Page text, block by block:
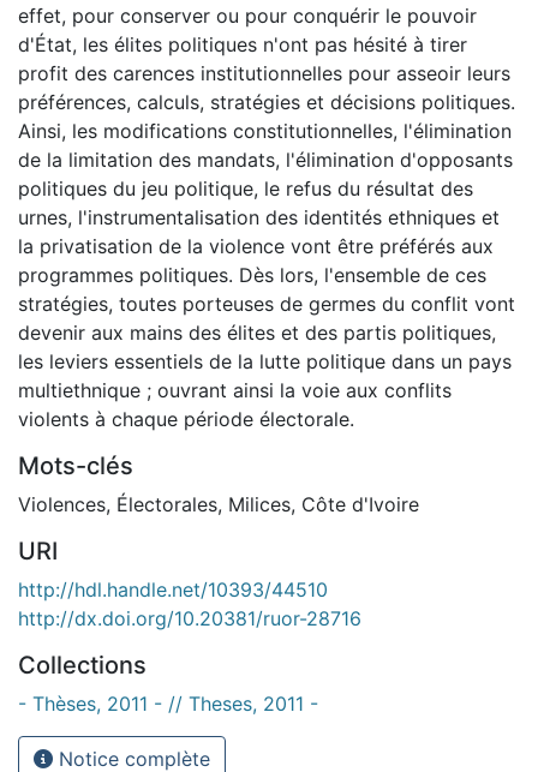
effet, pour conserver ou pour conquérir le pouvoir
d'État, les élites politiques n'ont pas hésité à tirer
profit des carences institutionnelles pour asseoir leurs
préférences, calculs, stratégies et décisions politiques.
Ainsi, les modifications constitutionnelles, l'élimination
de la limitation des mandats, l'élimination d'opposants
politiques du jeu politique, le refus du résultat des
urnes, l'instrumentalisation des identités ethniques et
la privatisation de la violence vont être préférés aux
programmes politiques. Dès lors, l'ensemble de ces
stratégies, toutes porteuses de germes du conflit vont
devenir aux mains des élites et des partis politiques,
les leviers essentiels de la lutte politique dans un pays
multiethnique ; ouvrant ainsi la voie aux conflits
violents à chaque période électorale.
Mots-clés
Violences, Électorales, Milices, Côte d'Ivoire
URI
http://hdl.handle.net/10393/44510
http://dx.doi.org/10.20381/ruor-28716
Collections
- Thèses, 2011 - // Theses, 2011 -
Notice complète